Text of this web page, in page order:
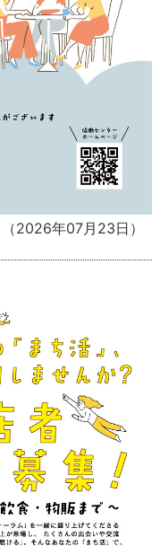
（2026年07月23日 ）